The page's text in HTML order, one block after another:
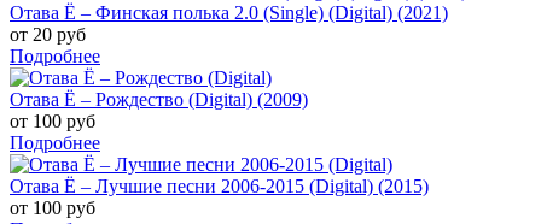
Отава Ё – Финская полька 2.0 (Single) (Digital) (2021)
от 20 руб
Подробнее
Отава Ё – Рождество (Digital) (2009)
от 100 руб
Подробнее
Отава Ё – Лучшие песни 2006-2015 (Digital) (2015)
от 100 руб